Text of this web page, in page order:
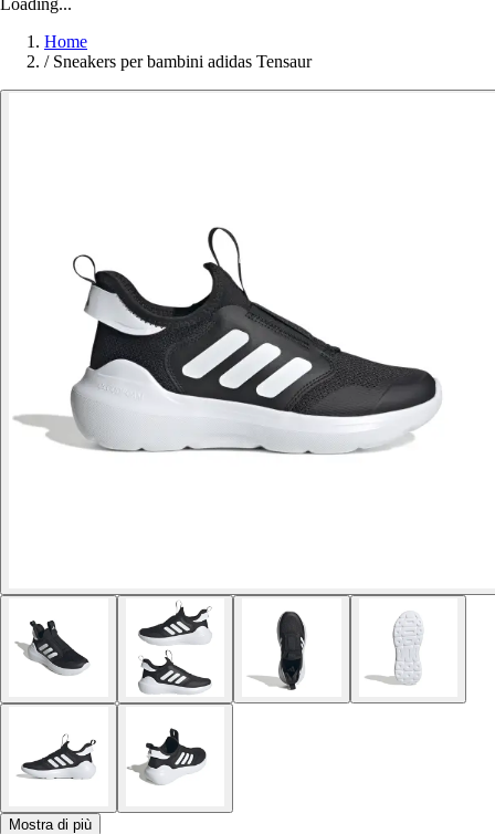
Home
/ Sneakers per bambini adidas Tensaur
Mostra di più